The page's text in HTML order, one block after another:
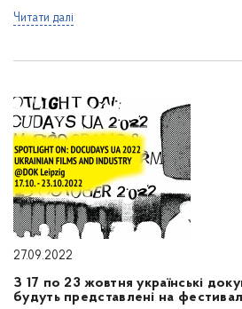
Читати далі
27.09.2022
З 17 по 23 жовтня українські
будуть представлені на